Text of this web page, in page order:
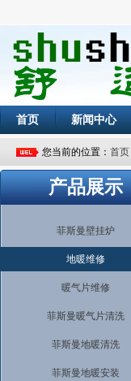
首页 新闻中心
您当前的位置： 首页
产品展示
菲斯曼壁挂炉
地暖维修
暖气片维修
菲斯曼暖气片清洗
菲斯曼地暖清洗
菲斯曼地暖安装